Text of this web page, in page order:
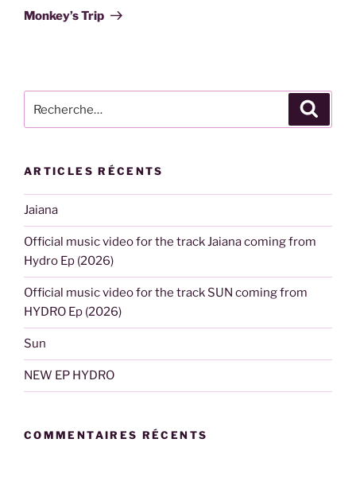
suivant
Monkey’s Trip
pour
ARTICLES RÉCENTS
Jaiana
Official music video for the track Jaiana coming from
Hydro Ep (2026)
Official music video for the track SUN coming from
HYDRO Ep (2026)
Sun
NEW EP HYDRO
COMMENTAIRES RÉCENTS